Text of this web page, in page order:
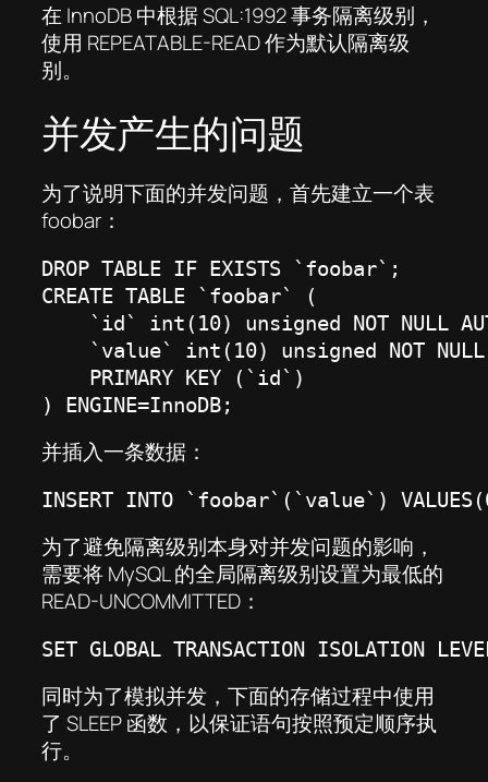
在 InnoDB 中根据 SQL:1992 事务隔离级别，
使用 REPEATABLE-READ 作为默认隔离级
别。
并发产生的问题
为了说明下面的并发问题，首先建立一个表
foobar：
DROP TABLE IF EXISTS `foobar`;
CREATE TABLE `foobar` (
`id` int(10) unsigned NOT NULL
`value` int(10) unsigned NOT
    PRIMARY KEY (`id`)
) ENGINE=InnoDB;
并插入一条数据：
INSERT INTO `foobar`(`value`)
为了避免隔离级别本身对并发问题的影响，
需要将 MySQL 的全局隔离级别设置为最低的
READ-UNCOMMITTED：
SET GLOBAL TRANSACTION ISOLATION
同时为了模拟并发，下面的存储过程中使用
了 SLEEP 函数，以保证语句按照预定顺序执
行。